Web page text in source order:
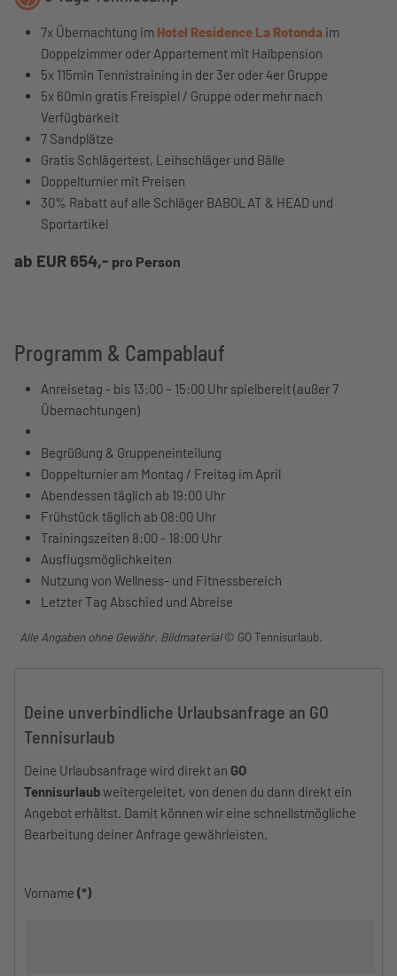
7x Übernachtung im Hotel Residence La Rotonda im
Doppelzimmer oder Appartement mit Halbpension
5x 115min Tennistraining in der 3er oder 4er Gruppe
5x 60min gratis Freispiel / Gruppe oder mehr nach
Verfügbarkeit
7 Sandplätze
Gratis Schlägertest, Leihschläger und Bälle
Doppelturnier mit Preisen
30% Rabatt auf alle Schläger BABOLAT & HEAD und
Sportartikel
ab EUR 654,- pro Person
Programm & Campablauf
Anreisetag - bis 13:00 – 15:00 Uhr spielbereit (außer 7
Übernachtungen)
Begrüßung & Gruppeneinteilung
Doppelturnier am Montag / Freitag im April
Abendessen täglich ab 19:00 Uhr
Frühstück täglich ab 08:00 Uhr
Trainingszeiten 8:00 - 18:00 Uhr
Ausflugsmöglichkeiten
Nutzung von Wellness- und Fitnessbereich
Letzter Tag Abschied und Abreise
Alle Angaben ohne Gewähr. Bildmaterial© GO Tennisurlaub.
Deine unverbindliche Urlaubsanfrage an GO
Tennisurlaub
Deine Urlaubsanfrage wird direkt an GO
Tennisurlaubweitergeleitet, von denen du dann direkt ein
Angebot erhältst. Damit können wir eine schnellstmögliche
Bearbeitung deiner Anfrage gewährleisten.
Vorname (*)